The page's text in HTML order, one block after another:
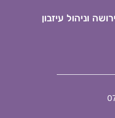
וניהול עיזבון